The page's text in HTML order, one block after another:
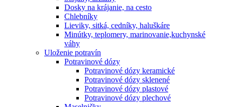
Dosky na krájanie, na cesto
Chlebníky
Lieviky, sitká, cedníky, haluškáre
Minútky, teplomery, marinovanie,kuchynské
váhy
Uloženie potravín
Potravinové dózy
Potravinové dózy keramické
Potravinové dózy sklenené
Potravinové dózy plastové
Potravinové dózy plechové